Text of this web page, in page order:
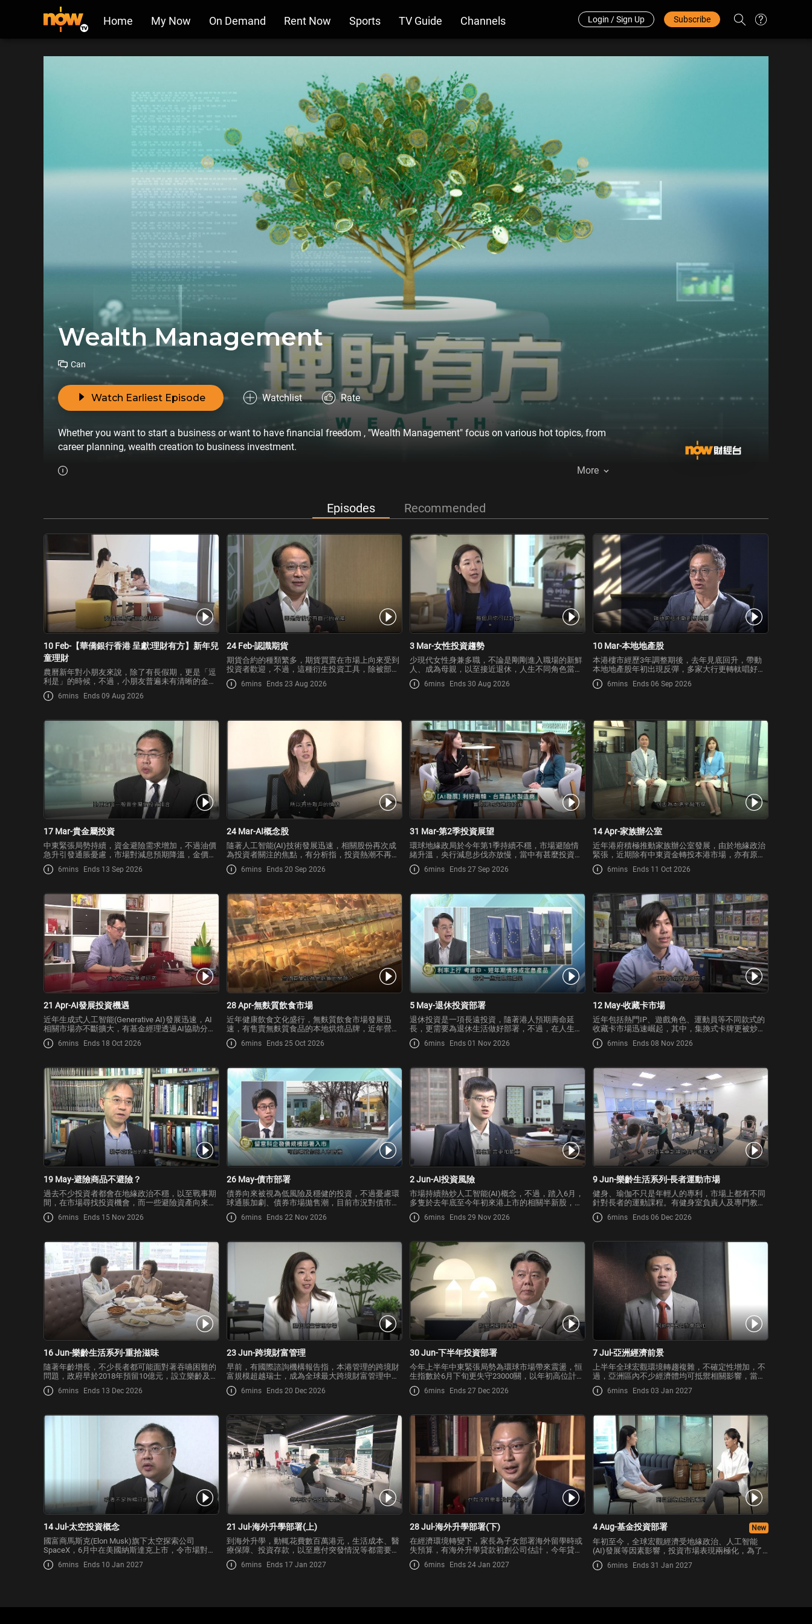
Home My Now On Demand Rent Now Sports TV Guide Channels Redeem Code 中文
Login / Sign Up Subscribe
Wealth Management
Can
Watch Earliest Episode Watchlist Rate
Whether you want to start a business or want to have financial freedom , "Wealth Management" focus on various hot topics, from
career planning, wealth creation to business investment.
More
Episodes Recommended
10 Feb-【華僑銀行香港 呈獻:理財有方】新年兒
童理財
農曆新年對小朋友來說，除了有長假期，更是「逗
利是」的時候，不過，小朋友普遍未有清晰的金錢
概念，家長如何透過利是錢，培養子女的金錢及理
財觀念？想幫子女規劃財富又可以點做？
6mins Ends 09 Aug 2026
24 Feb-認識期貨
期貨合約的種類繁多，期貨買賣在市場上向來受到
投資者歡迎，不過，這種衍生投資工具，除被部分
投資者用作抵禦市場風險及波動，亦有部分人士視
作高風險的槓桿式投資。究竟甚麼人士較適合買賣
6mins Ends 23 Aug 2026
3 Mar-女性投資趨勢
少現代女性身兼多職，不論是剛剛進入職場的新鮮
人、成為母親，以至接近退休，人生不同角色當中
可能都會遇上種種挑戰，影響她們的財富規劃及部
署。今集《理財有方》請來財富管理平台跟大家分
6mins Ends 30 Aug 2026
10 Mar-本地地產股
本港樓市經歷3年調整期後，去年見底回升，帶動
本地地產股年初出現反彈，多家大行更轉軚唱好，
不過，隨著市場對美國聯儲局減息預期降溫，這股
升勢能否延續？投資者部署時要注意哪些風險因
6mins Ends 06 Sep 2026
17 Mar-貴金屬投資
中東緊張局勢持續，資金避險需求增加，不過油價
急升引發通脹憂慮，市場對減息預期降溫，金價反
而有所回落，貴金屬價格波動。而市場投資貴金屬
的方法眾多，在目前市況下哪種形式會較適合？投
6mins Ends 13 Sep 2026
24 Mar-AI概念股
隨著人工智能(AI)技術發展迅速，相關股份再次成
為投資者關注的焦點，有分析指，投資熱潮不再局
限於大型科技股，整個板塊亦出現分化情況，投資
者買入相關股份時要注意哪些風險因素？又應該採
6mins Ends 20 Sep 2026
31 Mar-第2季投資展望
環球地緣政局於今年第1季持續不穩，市場避險情
緒升溫，央行減息步伐亦放慢，當中有甚麼投資亮
點及風險？踏入第2季，有甚麼值得投資者特別關
注？人工智能(AI)持續發展又為市場帶來甚麼機
6mins Ends 27 Sep 2026
14 Apr-家族辦公室
近年港府積極推動家族辦公室發展，由於地緣政治
緊張，近期除有中東資金轉投本港市場，亦有原本
計劃今年進軍新加坡及迪拜市場的家族辦公室，轉
為集中資源發展本港業務。本港家辦市場發展如
6mins Ends 11 Oct 2026
21 Apr-AI發展投資機遇
近年生成式人工智能(Generative AI)發展迅速，AI
相關市場亦不斷擴大，有基金經理透過AI協助分析
市況、部署投資策略。
6mins Ends 18 Oct 2026
28 Apr-無麩質飲食市場
近年健康飲食文化盛行，無麩質飲食市場發展迅
速，有售賣無麩質食品的本地烘焙品牌，近年營業
額穩定增長。
6mins Ends 25 Oct 2026
5 May-退休投資部署
退休投資是一項長遠投資，隨著港人預期壽命延
長，更需要為退休生活做好部署，不過，在人生不
同階段及多變的市況下，有甚麼退休投資策略？
6mins Ends 01 Nov 2026
12 May-收藏卡市場
近年包括熱門IP、遊戲角色、運動員等不同款式的
收藏卡市場迅速崛起，其中，集換式卡牌更被炒
起，經過鑑定機構評級的卡牌，價格隨時可以在短
短1周內升值數倍，市場規模亦持續增長。
6mins Ends 08 Nov 2026
19 May-避險商品不避險？
過去不少投資者都會在地緣政治不穩，以至戰事期
間，在市場尋找投資機會，而一些避險資產向來是
投資者熱門選擇，不過，在今次中東戰事中
6mins Ends 15 Nov 2026
26 May-債市部署
債券向來被視為低風險及穩健的投資，不過憂慮環
球通脹加劇、債券市場拋售潮，目前市況對債市帶
來甚麼影響？在全球面臨著滯脹的情況下，投資者
還應否配置資金於債券市場？
6mins Ends 22 Nov 2026
2 Jun-AI投資風險
市場持續熱炒人工智能(AI)概念，不過，踏入6月，
多隻於去年底至今年初來港上市的相關半新股，半
年禁售期將陸續屆滿，市場密切關注「解禁」後的
潛在沽壓
6mins Ends 29 Nov 2026
9 Jun-樂齡生活系列-長者運動市場
健身、瑜伽不只是年輕人的專利，市場上都有不同
針對長者的運動課程。有健身室負責人及專門教長
者瑜伽的教室負責人均表示，自疫情後，銀髮族顧
客比例有上升趨勢，帶動過去數年營業額持續錄得
6mins Ends 06 Dec 2026
16 Jun-樂齡生活系列-重拾滋味
隨著年齡增長，不少長者都可能面對著吞嚥困難的
問題，政府早於2018年預留10億元，設立樂齡及康
復創科應用基金，包括讓合資格機構租用或購置製
作軟餐的產品，目前本港的軟餐市場普及程度如
6mins Ends 13 Dec 2026
23 Jun-跨境財富管理
早前，有國際諮詢機構報告指，本港管理的跨境財
富規模超越瑞士，成為全球最大跨境財富管理中
心，當中有甚麼因素帶動？
6mins Ends 20 Dec 2026
30 Jun-下半年投資部署
今年上半年中東緊張局勢為環球市場帶來震盪，恒
生指數於6月下旬更失守23000關，以年初高位計，
恒指累跌約20%，表現跑輸其他亞洲市場。
6mins Ends 27 Dec 2026
7 Jul-亞洲經濟前景
上半年全球宏觀環境轉趨複雜，不確定性增加，不
過，亞洲區內不少經濟體均可抵禦相關影響，當中
涉及甚麼因素？下半年區內經濟前景將如何發展？
6mins Ends 03 Jan 2027
14 Jul-太空投資概念
國富商馬斯克(Elon Musk)旗下太空探索公司
SpaceX，6月中在美國納斯達克上市，令市場對太
空概念投資熱潮再升溫，集團上市至今1個月，股
價表現如何？
6mins Ends 10 Jan 2027
21 Jul-海外升學部署(上)
到海外升學，動輒花費數百萬港元，生活成本、醫
療保障、投資存款，以至應付突發情況等都需要提
前做好準備，學生及家長應如何部署？有甚麼要特
別留意？
6mins Ends 17 Jan 2027
28 Jul-海外升學部署(下)
在經濟環境轉變下，家長為子女部署海外留學時或
失預算，有海外升學貸款初創公司估計，今年貸款
申請將按年增長逾2倍。家長為子女準備海外教育
資金時，應注意甚麼事項？學生如何為未來鋪路？
6mins Ends 24 Jan 2027
4 Aug-基金投資部署 New
年初至今，全球宏觀經濟受地緣政治、人工智能
(AI)發展等因素影響，投資市場表現兩極化，為了
分散風險，不少投資者會選擇買基金，上半年基金
表現如何？接下來有甚麼投資策略？
6mins Ends 31 Jan 2027